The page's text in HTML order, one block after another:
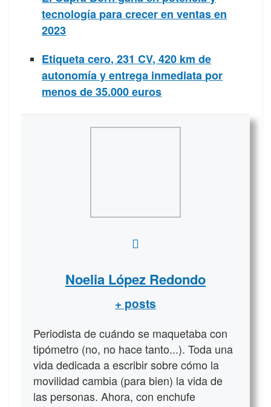
tecnología para crecer en ventas en
2023
Etiqueta cero, 231 CV, 420 km de
autonomía y entrega inmediata por
menos de 35.000 euros
Noelia López Redondo
+ posts
Periodista de cuándo se maquetaba con
tipómetro (no, no hace tanto...). Toda una
vida dedicada a escribir sobre cómo la
movilidad cambia (para bien) la vida de
las personas. Ahora, con enchufe